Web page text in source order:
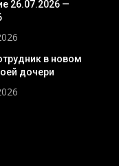
26.07.2026 —
в новом
дочери